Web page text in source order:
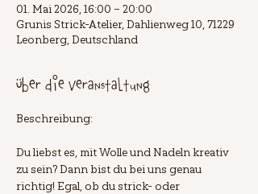
01. Mai 2026, 16:00 – 20:00
Grunis Strick-Atelier, Dahlienweg 10, 71229
Leonberg, Deutschland
Über die Veranstaltung
Beschreibung:
Du liebst es, mit Wolle und Nadeln kreativ
zu sein? Dann bist du bei uns genau
richtig! Egal, ob du strick- oder